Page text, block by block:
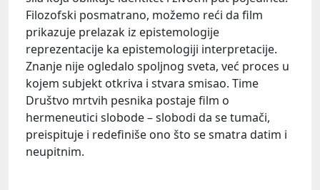
Filozofski posmatrano, možemo reći da film
prikazuje prelazak iz epistemologije
reprezentacije ka epistemologiji interpretacije.
Znanje nije ogledalo spoljnog sveta, već proces u
kojem subjekt otkriva i stvara smisao. Time
Društvo mrtvih pesnika postaje film o
hermeneutici slobode – slobodi da se tumači,
preispituje i redefiniše ono što se smatra datim i
neupitnim.